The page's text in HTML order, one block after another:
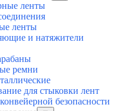
ленты
ленты
и натяжители
ремни
для стыковки лент
безопасности